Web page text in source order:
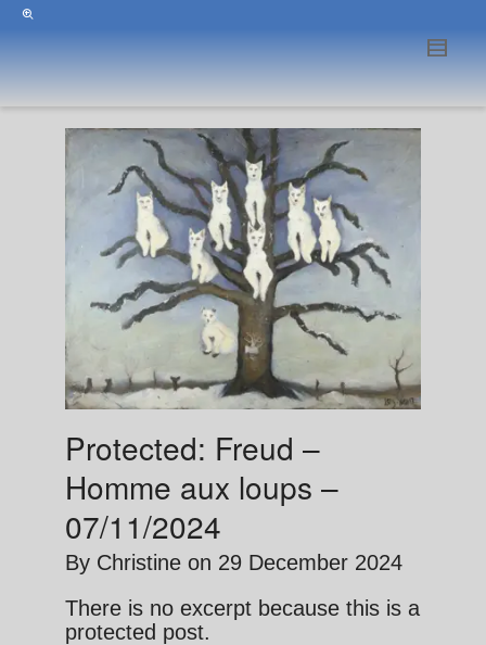
Protected: Freud –
Homme aux loups –
07/11/2024
By Christine on 29 December 2024
There is no excerpt because this is a
protected post.